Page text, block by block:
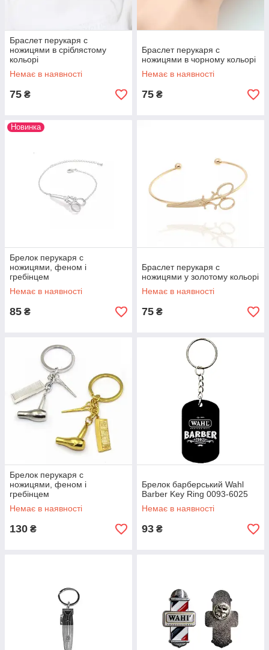
Браслет перукаря c
ножицями в сріблястому
кольорі
Немає в наявності
75 ₴
Браслет перукаря c
ножицями в чорному кольорі
Немає в наявності
75 ₴
Новинка
Брелок перукаря c
ножицями, феном і
гребінцем
Немає в наявності
85 ₴
Браслет перукаря c
ножицями у золотому кольорі
Немає в наявності
75 ₴
Брелок перукаря c
ножицями, феном і
гребінцем
Немає в наявності
130 ₴
Брелок барберський Wahl
Barber Key Ring 0093-6025
Немає в наявності
93 ₴